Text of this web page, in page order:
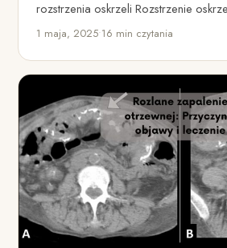
rozstrzenia oskrzeli Rozstrzenie
jako bronchiektazje, to stan
1 maja, 2025•16 min czytania